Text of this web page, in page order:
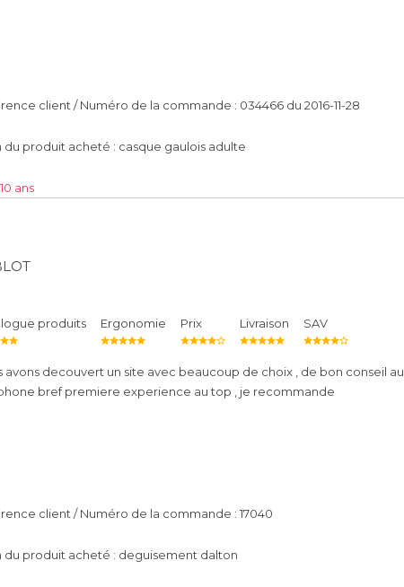
client / Numéro de la commande : 034466 du 2016-11-28
du produit acheté : casque gaulois adulte
ans
produits Ergonomie Prix Livraison SAV
avons decouvert un site avec beaucoup de choix , de bon conseil au
bref premiere experience au top , je recommande
client / Numéro de la commande : 17040
du produit acheté : deguisement dalton